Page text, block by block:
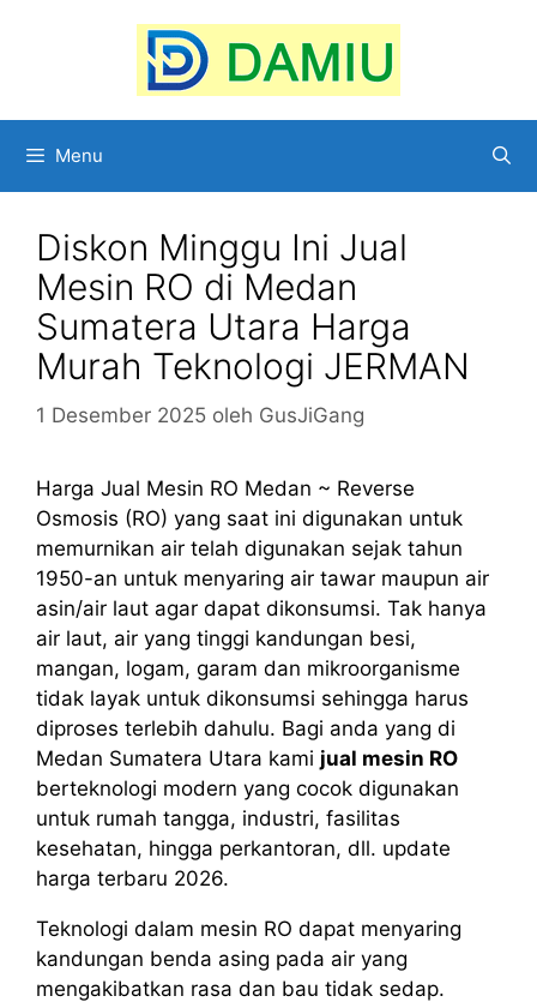
Menu
Diskon Minggu Ini Jual
Mesin RO di Medan
Sumatera Utara Harga
Murah Teknologi JERMAN
1 Desember 2025 oleh GusJiGang
Harga Jual Mesin RO Medan ~ Reverse
Osmosis (RO) yang saat ini digunakan untuk
memurnikan air telah digunakan sejak tahun
1950-an untuk menyaring air tawar maupun air
asin/air laut agar dapat dikonsumsi. Tak hanya
air laut, air yang tinggi kandungan besi,
mangan, logam, garam dan mikroorganisme
tidak layak untuk dikonsumsi sehingga harus
diproses terlebih dahulu. Bagi anda yang di
Medan Sumatera Utara kami jual mesin RO
berteknologi modern yang cocok digunakan
untuk rumah tangga, industri, fasilitas
kesehatan, hingga perkantoran, dll. update
harga terbaru 2026.
Teknologi dalam mesin RO dapat menyaring
kandungan benda asing pada air yang
mengakibatkan rasa dan bau tidak sedap.